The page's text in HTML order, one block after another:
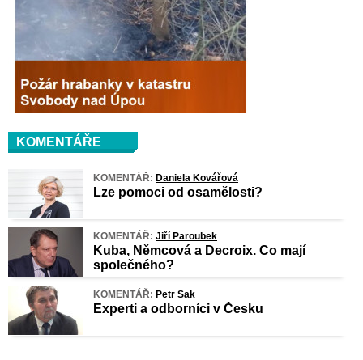
KOMENTÁŘE
KOMENTÁŘ: Daniela Kovářová
Lze pomoci od osamělosti?
KOMENTÁŘ: Jiří Paroubek
Kuba, Němcová a Decroix. Co mají
společného?
KOMENTÁŘ: Petr Sak
Experti a odborníci v Česku